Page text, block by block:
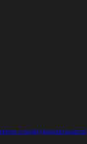
конфиденциальности